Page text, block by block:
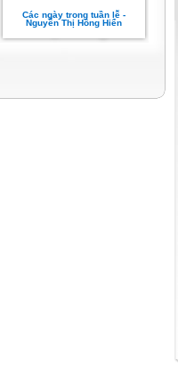
Các ngày trong tuần lễ -
Nguyễn Thị Hồng Hiển